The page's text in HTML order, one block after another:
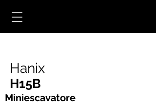
Hanix
H15B
Miniescavatore